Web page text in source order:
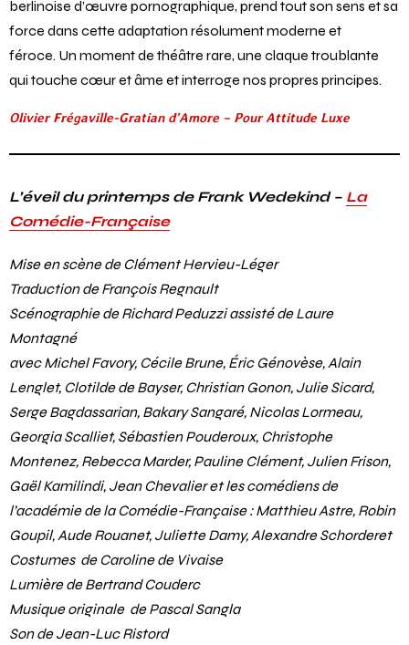
berlinoise d’œuvre pornographique, prend tout son sens et sa
force dans cette adaptation résolument moderne et
féroce. Un moment de théâtre rare, une claque troublante
qui touche cœur et âme et interroge nos propres principes.
Olivier Frégaville-Gratian d’Amore – PourAttitude Luxe
L’éveil du printemps de Frank Wedekind – La
Comédie-Française
Mise en scène de Clément Hervieu-Léger
Traduction de François Regnault
Scénographie de Richard Peduzzi assisté de Laure
Montagné
avec Michel Favory, Cécile Brune, Éric Génovèse, Alain
Lenglet, Clotilde de Bayser, Christian Gonon, Julie Sicard,
Serge Bagdassarian, Bakary Sangaré, Nicolas Lormeau,
Georgia Scalliet, Sébastien Pouderoux, Christophe
Montenez, Rebecca Marder, Pauline Clément, Julien Frison,
Gaël Kamilindi, Jean Chevalier et les comédiens de
l’académie de la Comédie-Française : Matthieu Astre, Robin
Goupil, Aude Rouanet, Juliette Damy, Alexandre Schorderet
Costumes de Caroline de Vivaise
Lumière de Bertrand Couderc
Musique originale de Pascal Sangla
Son de Jean-Luc Ristord